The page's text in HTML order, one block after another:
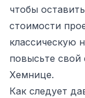
чтобы
стоимости
классическую
повысьте свой
Хемнице.
Как следует